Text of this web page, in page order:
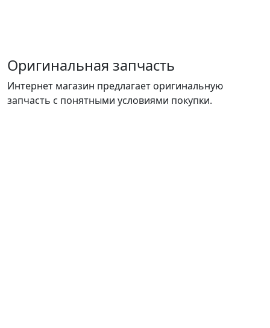
Оригинальная запчасть
Интернет магазин предлагает оригинальную
запчасть с понятными условиями покупки.